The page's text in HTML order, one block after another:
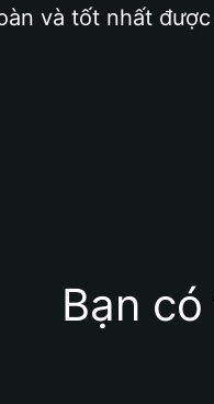
và tốt nhất
Bạn